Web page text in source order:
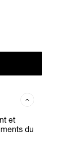
et
du